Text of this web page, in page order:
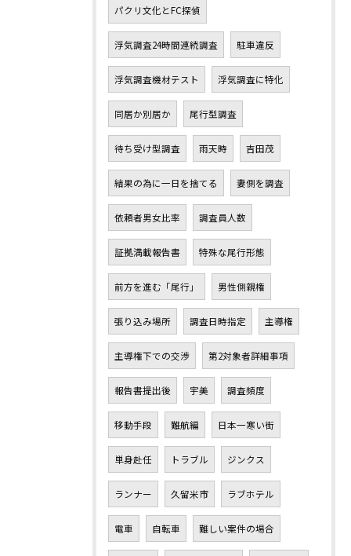
パクリ文化とFC探偵
浮気調査24時間連続調査 駐車違反
浮気調査機材テスト 浮気調査に特化
同居か別居か 尾行型調査
待ち受け型調査 雨天時 吉田茂
結果の為に一日を捨てる 妻側を調査
依頼者男女比率 調査員人数
証拠満載報告書 特殊な尾行形態
前方を進む「尾行」 男性側親権
張り込み場所 調査日時指定 主導権
主導権下での交渉 第2対象者詳細事項
報告書提出後 宇美 調査頻度
移動手段 難航編 日本一寒い街
単身赴任 トラブル ジンクス
ランナー 久留米市 ラブホテル
電車 自転車 難しい案件の場合